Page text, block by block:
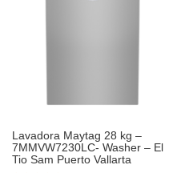
Lavadora Maytag 28 kg –
7MMVW7230LC- Washer – El
Tio Sam Puerto Vallarta